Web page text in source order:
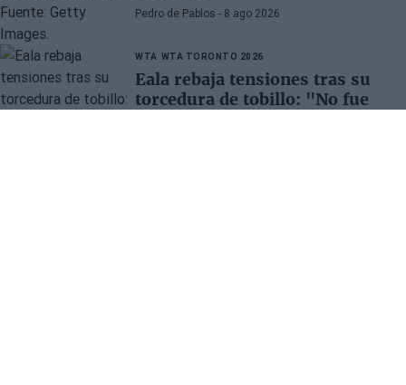
Pedro de Pablos - 8 ago 2026
WTA WTA TORONTO 2026
Eala rebaja tensiones tras su
torcedura de tobillo: "No fue